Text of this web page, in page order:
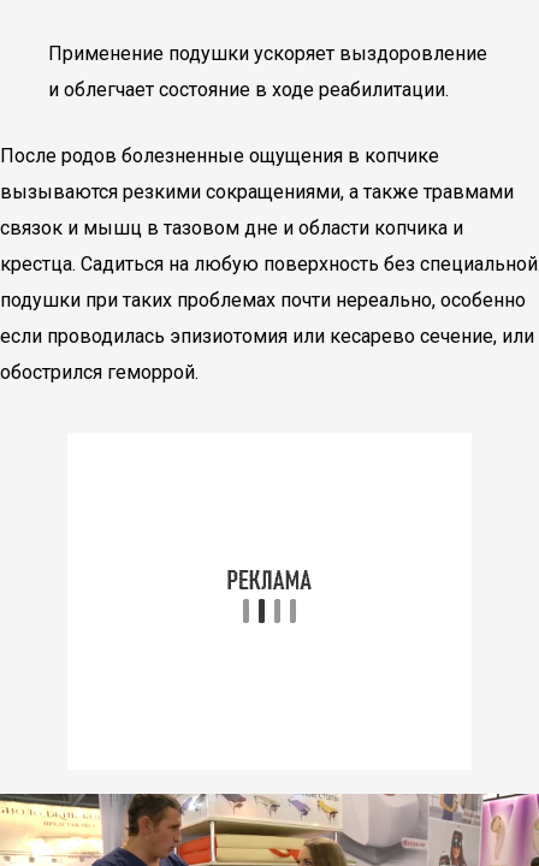
Применение подушки ускоряет выздоровление
и облегчает состояние в ходе реабилитации.
После родов болезненные ощущения в копчике
вызываются резкими сокращениями, а также травмами
связок и мышц в тазовом дне и области копчика и
крестца. Садиться на любую поверхность без специальной
подушки при таких проблемах почти нереально, особенно
если проводилась эпизиотомия или кесарево сечение, или
обострился геморрой.